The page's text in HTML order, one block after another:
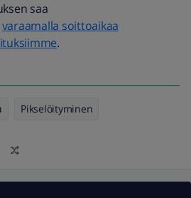
saa
varaamalla soittoaikaa
.
Pikselöityminen